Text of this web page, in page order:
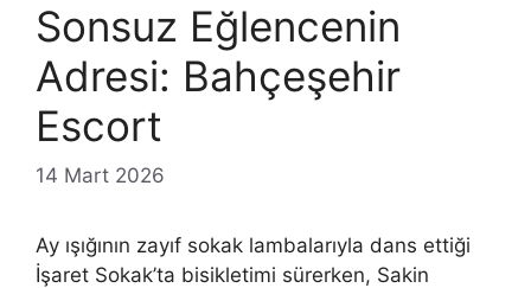
Sonsuz Eğlencenin
Adresi: Bahçeşehir
Escort
14 Mart 2026
Ay ışığının zayıf sokak lambalarıyla dans ettiği
İşaret Sokak’ta bisikletimi sürerken, Sakin